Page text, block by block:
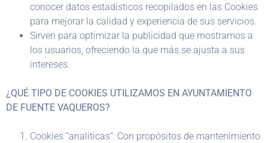
conocer datos estadísticos recopilados en las Cookies
para mejorar la calidad y experiencia de sus servicios.
Sirven para optimizar la publicidad que mostramos a
los usuarios, ofreciendo la que más se ajusta a sus
intereses.
¿QUÉ TIPO DE COOKIES UTILIZAMOS EN AYUNTAMIENTO
DE FUENTE VAQUEROS?
Cookies “analíticas”: Con propósitos de mantenimiento